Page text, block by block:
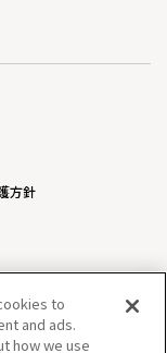
方針
to
and ads.
how we use